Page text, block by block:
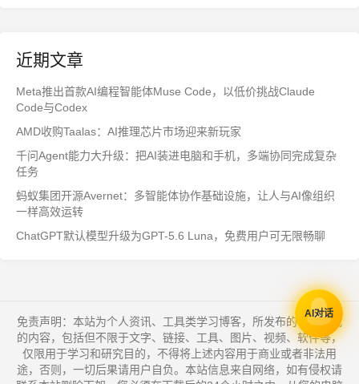
近期文章
Meta推出首款AI编程智能体Muse Code，以低价挑战Claude
Code与Codex
AMD收购Taalas：AI推理芯片市场迎来新玩家
千问Agent能力大升级：把AI装进电脑和手机，多端协同完成复杂
任务
蚂蚁集团开源Avernet：多智能体协作基础设施，让人与AI像组织
一样高效运转
ChatGPT默认模型升级为GPT-5.6 Luna，免费用户可无限畅聊
免责声明：本站为个人资讯、工具类学习博客，所发布的一切形式
的内容，包括但不限于文字、链接、工具、图片、视频、软件等，
仅限用于学习和研究目的，不得将上述内容用于商业或者非法用
途，否则，一切后果请用户自负。本站信息来自网络，如有侵权请
AI对话